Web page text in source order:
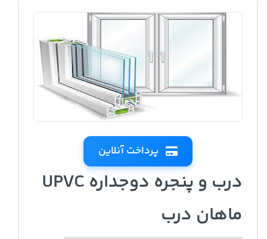
پرداخت آنلاین
درب و پنجره دوجداره UPVC
ماهان درب